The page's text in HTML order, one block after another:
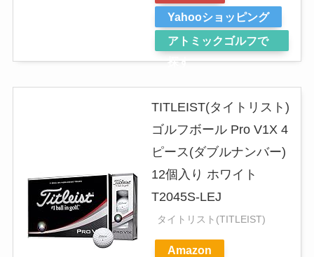
Yahooショッピング
アトミックゴルフで
探す
TITLEIST(タイトリスト)
ゴルフボール Pro V1X 4
ピース(ダブルナンバー)
12個入り ホワイト
T2045S-LEJ
タイトリスト(TITLEIST)
Amazon